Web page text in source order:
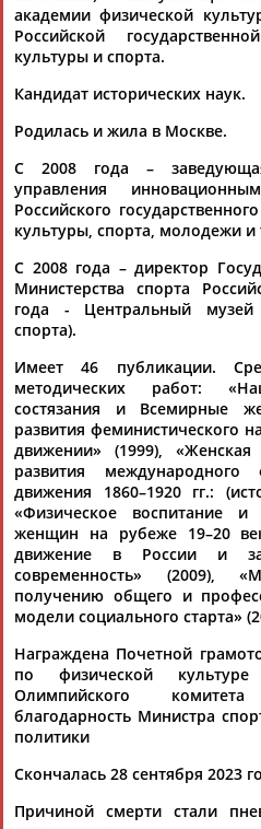
Директор Государственного
Елисееваумерла в возрасте
Истягина- Елисеева
(Проект:Информационное агентство
Открытие официального Музея
...музея спорта Российской
АлександровныИстягиной-
церемонии открытия.Елена
богат...
12.04.2023
В Государственном музее
серебряными призёрами XXIV
Пекине
...музея спорта Минспорта
Елисеева. Президент...
(Проект:Информационное агентство
В Санкт-Петербурге состоится
открытия филиала
...директор Государственного
Елисеева. Приветствовать...
(Проект:Информационное
07.02.2023
Выставка и конференция
детский спорт"
...директор Государственного
Елисеева. Спикерами стали...
Елена
Истягина-Елисеева.
Елена Истягина Елисеева.
(Проект:Информационное
02.06.2022
Деловой завтрак: Кризис в
делать?
...заместитель председателя
академии физической
Российской
культуры и спорта.
Кандидат исторических наук.
Родилась и жила в Москве.
С 2008 года –
управления
Российского
культуры, спорта, молодежи и
С 2008 года – директор
Министерства спорта
года - Центральный
спорта).
Имеет 46 публикации.
методических работ:
состязания и Всемирные
развития феминистического
движении» (1999),
развития международного
движения 1860–1920 гг.:
«Физическое воспитание и
женщин на рубеже 19–20
движение в России и
современность» (2009),
получению общего и
модели социального старта»
Награждена Почетной
по физической
Олимпийского
благодарность Министра
политики
Скончалась 28 сентября 2023
Причиной смерти стали